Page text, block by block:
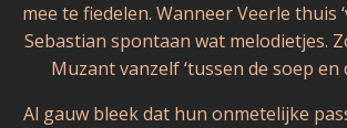
mee te fiedelen. Wanneer Veerle thuis
Sebastian spontaan wat melodietjes.
Muzant vanzelf ‘tussen de soep en
Al gauw bleek dat hun onmetelijke